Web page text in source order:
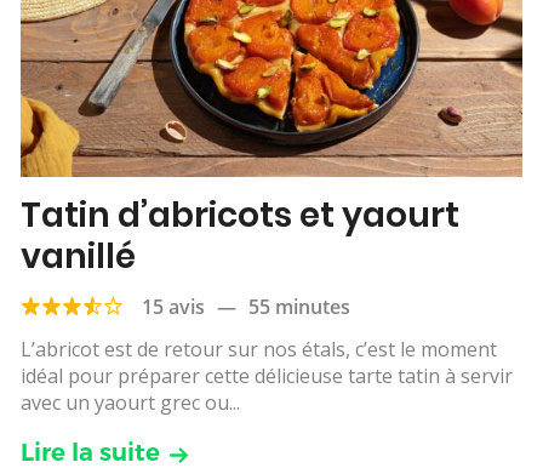
Tatin d’abricots et yaourt
vanillé
15 avis — 55 minutes
L’abricot est de retour sur nos étals, c’est le moment
idéal pour préparer cette délicieuse tarte tatin à servir
avec un yaourt grec ou...
Lire la suite